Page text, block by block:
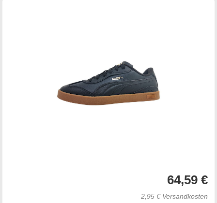
64,59 €
2,95 € Versandkosten